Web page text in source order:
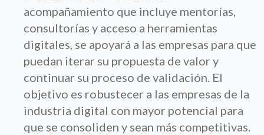
acompañamiento que incluye mentorías,
consultorías y acceso a herramientas
digitales, se apoyará a las empresas para que
puedan iterar su propuesta de valor y
continuar su proceso de validación. El
objetivo es robustecer a las empresas de la
industria digital con mayor potencial para
que se consoliden y sean más competitivas.